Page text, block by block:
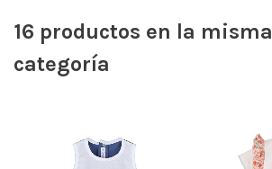
16 productos en la misma
categoría